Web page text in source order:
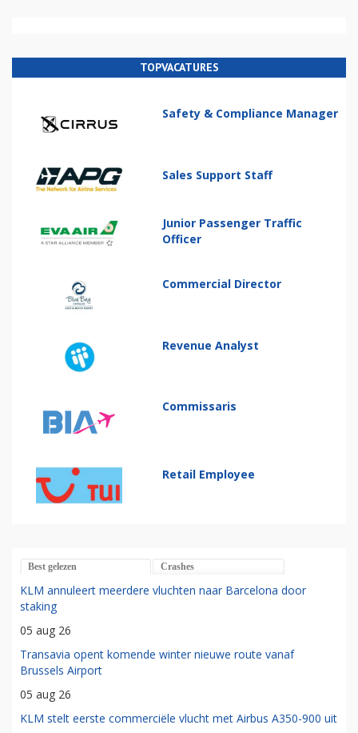
TOPVACATURES
Safety & Compliance Manager
Sales Support Staff
Junior Passenger Traffic
Officer
Commercial Director
Revenue Analyst
Commissaris
Retail Employee
Best gelezen Crashes
KLM annuleert meerdere vluchten naar Barcelona door
staking
05 aug 26
Transavia opent komende winter nieuwe route vanaf
Brussels Airport
05 aug 26
KLM stelt eerste commerciële vlucht met Airbus A350-900 uit